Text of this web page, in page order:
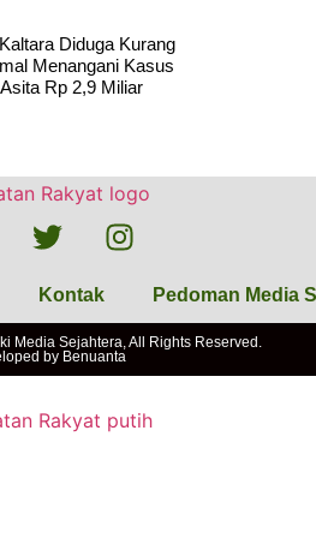
Diduga Kurang
Menangani Kasus
Rp 2,9 Miliar
Kontak Pedoman Media
Media Sejahtera, All Rights Reserved.
by Benuanta